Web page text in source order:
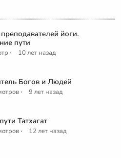
йоги.
пути
· 10 лет назад
Богов и Людей
· 9 лет назад
Татхагат
· 12 лет назад